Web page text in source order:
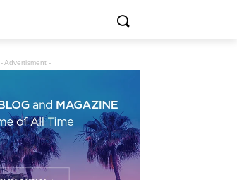
- Advertisment -